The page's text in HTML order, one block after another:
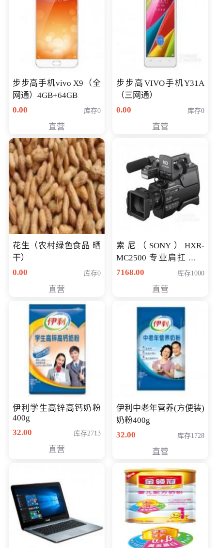
步步高手机vivo X9（全
网通）4GB+64GB
0.00
库存0
直营
步步高VIVO手机Y31A
（三网通）
0.00
库存0
直营
花生（农村绿色食品 晒
干）
0.00
库存0
直营
索尼（SONY）HXR-
MC2500 专业肩扛式存
储卡全高清摄录一体机
清入门级摄像机
7168.00 库存1000
直营
伊利学生高锌高钙奶粉
400g
32.00
库存2713
直营
伊利中老年营养(方便装)
奶粉400g
32.00
库存1728
直营